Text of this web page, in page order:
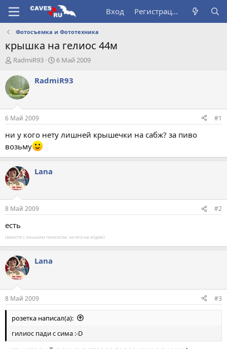
Вход Регистрация
Фотосъемка и Фототехника
крышка на гелиос 44м
А
т
о
р
т
е
м
ы
RadmiR93
Д
т
а
л
а
6 Май 2009
RadmiR93
6 Май 2009 #1
ни у кого нету лишней крышечки на сабж? за пиво
возьму
Lana
8 Май 2009 #2
есть
(вместе с лишним гелиосом, но его не атдам)
Lana
8 Май 2009 #3
розетка написал(а):
гилиос пади с сима :-D